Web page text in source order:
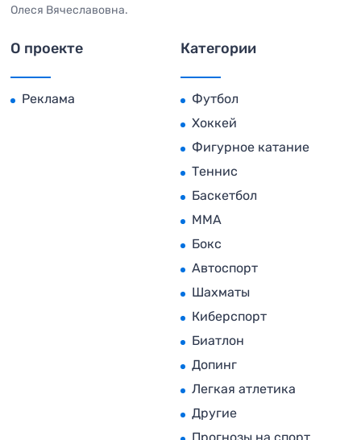
Олеся Вячеславовна.
О проекте
Реклама
Категории
Футбол
Хоккей
Фигурное катание
Теннис
Баскетбол
MMA
Бокс
Автоспорт
Шахматы
Киберспорт
Биатлон
Допинг
Легкая атлетика
Другие